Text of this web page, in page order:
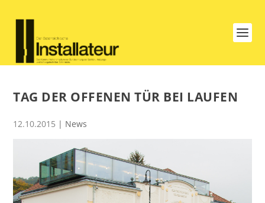
TAG DER OFFENEN TÜR BEI LAUFEN
12.10.2015 | News